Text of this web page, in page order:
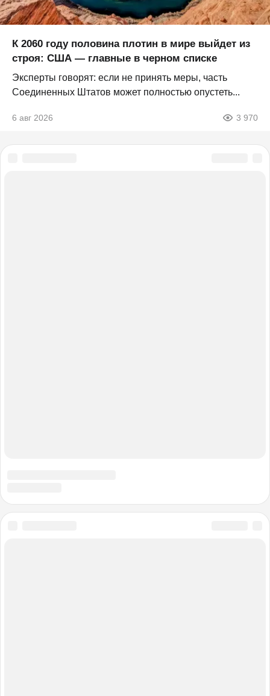
К 2060 году половина плотин в мире выйдет из
строя: США — главные в черном списке
Эксперты говорят: если не принять меры, часть
Соединенных Штатов может полностью опустеть...
6 авг 2026 3 970